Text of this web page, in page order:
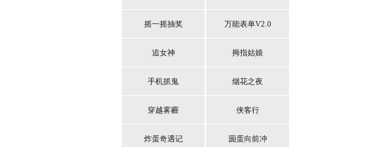
摇一摇抽奖 万能表单V2.0
追女神 拇指姑娘
手机抓鬼 烟花之夜
穿越雾霾 侠客行
炸蛋奇遇记 圆蛋向前冲